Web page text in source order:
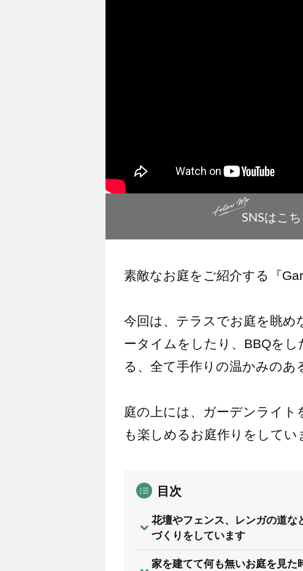
SNSはこち
素敵なお庭をご紹介する『
今回は、テラスでお庭を眺め
ータイムをしたり、BBQを
る、全て手作りの温かみのあ
庭の上には、ガーデンライ
も楽しめるお庭作りをしてい
目次
花壇やフェンス、レンガの道な
づくりをしています
家を建てて何も無いお庭を見た